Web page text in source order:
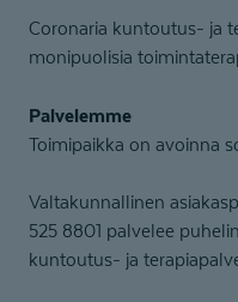
Coronaria kuntoutus- ja
monipuolisia
Palvelemme
Toimipaikka on avoinna
Valtakunnallinen
525 8801 palvelee
kuntoutus- ja